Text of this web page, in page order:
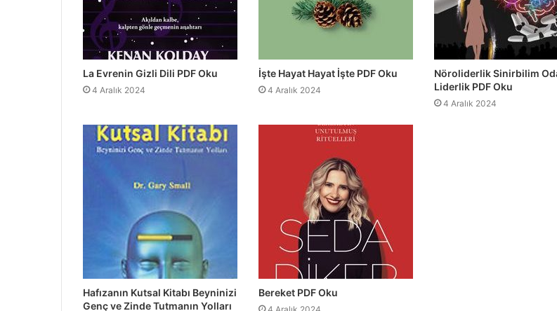
La Evrenin Gizli Dili PDF Oku
4 Aralık 2024
İşte Hayat Hayat İşte PDF Oku
4 Aralık 2024
Nöroliderlik Sinirbilim
Liderlik PDF Oku
4 Aralık 2024
Hafızanın Kutsal Kitabı Beyninizi
Genç ve Zinde Tutmanın Yolları
Bereket PDF Oku